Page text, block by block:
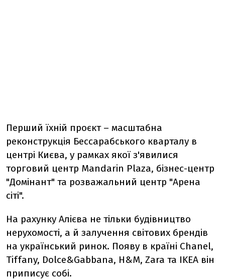
Перший їхній проєкт – масштабна
реконструкція Бессарабського кварталу в
центрі Києва, у рамках якої з'явилися
торговий центр Mandarin Plaza, бізнес-центр
"Домінант" та розважальний центр "Арена
сіті".
На рахунку Алієва не тільки будівництво
нерухомості, а й залучення світових брендів
на український ринок. Появу в країні Chanel,
Tiffany, Dolce&Gabbana, H&M, Zara та IKEA він
приписує собі.